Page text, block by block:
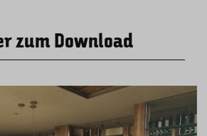
zum Download